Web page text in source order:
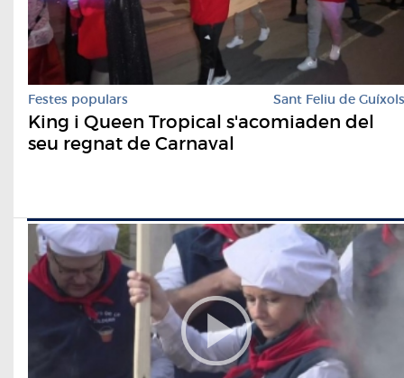
Festes populars Sant Feliu de Guíxols
King i Queen Tropical s'acomiaden del
seu regnat de Carnaval